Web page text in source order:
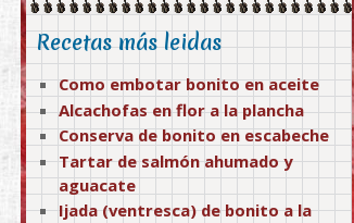
Recetas más leidas
Como embotar bonito en aceite
Alcachofas en flor a la plancha
Conserva de bonito en escabeche
Tartar de salmón ahumado y
aguacate
Ijada (ventresca) de bonito a la